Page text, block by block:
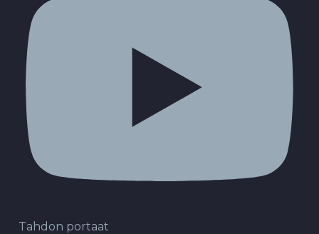
Tahdon portaat